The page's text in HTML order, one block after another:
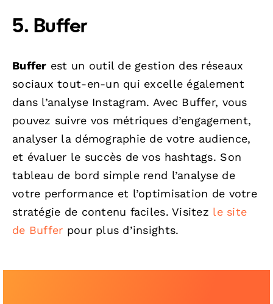
5. Buffer
Buffer est un outil de gestion des réseaux
sociaux tout-en-un qui excelle également
dans l’analyse Instagram. Avec Buffer, vous
pouvez suivre vos métriques d’engagement,
analyser la démographie de votre audience,
et évaluer le succès de vos hashtags. Son
tableau de bord simple rend l’analyse de
votre performance et l’optimisation de votre
stratégie de contenu faciles. Visitez le site
de Buffer pour plus d’insights.